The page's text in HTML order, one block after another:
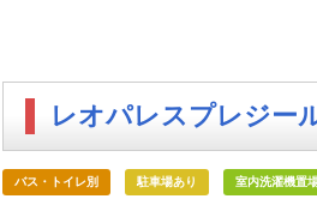
レオパレスプレジー
バス・トイレ別 駐車場あり 室内洗濯機置